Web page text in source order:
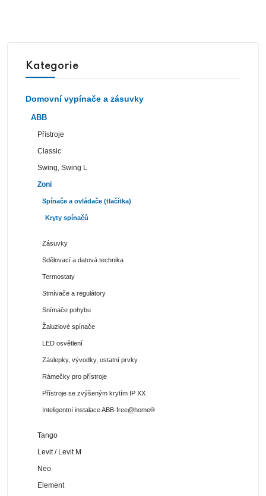
Kategorie
Domovní vypínače a zásuvky
ABB
Přístroje
Classic
Swing, Swing L
Zoni
Spínače a ovládače (tlačítka)
Kryty spínačů
Zásuvky
Sdělovací a datová technika
Termostaty
Stmívače a regulátory
Snímače pohybu
Žaluziové spínače
LED osvětlení
Záslepky, vývodky, ostatní prvky
Rámečky pro přístroje
Přístroje se zvýšeným krytím IP XX
Inteligentní instalace ABB-free@home®
Tango
Levit / Levit M
Neo
Element